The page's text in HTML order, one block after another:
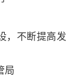
，不断提高发
局